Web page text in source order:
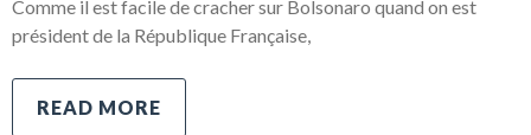
Comme il est facile de cracher sur Bolsonaro quand on est
président de la République Française,
READ MORE